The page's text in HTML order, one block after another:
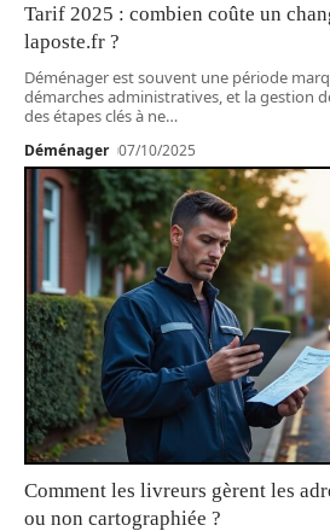
Tarif 2025 : combien coûte un
laposte.fr ?
Déménager est souvent une période
démarches administratives, et la gestion
des étapes clés à ne…
Déménager 07/10/2025
Comment les livreurs gèrent les
ou non cartographiée ?